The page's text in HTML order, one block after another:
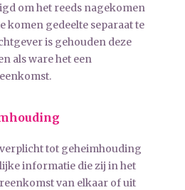
om het reeds nagekomen
komen gedeelte separaat te
is gehouden deze
als ware het een
tot geheimhouding
informatie die zij in het
van elkaar of uit